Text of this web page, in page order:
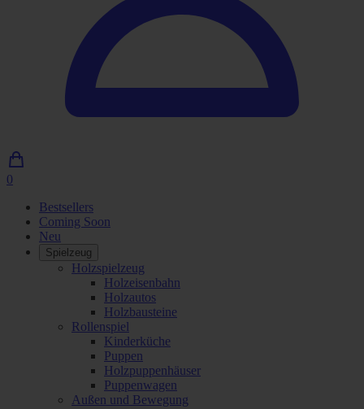
0
Einkaufswagen
Bestsellers
Coming Soon
Neu
Spielzeug
Holzspielzeug
Holzeisenbahn
Holzautos
Holzbausteine
Rollenspiel
Kinderküche
Puppen
Holzpuppenhäuser
Puppenwagen
Außen und Bewegung